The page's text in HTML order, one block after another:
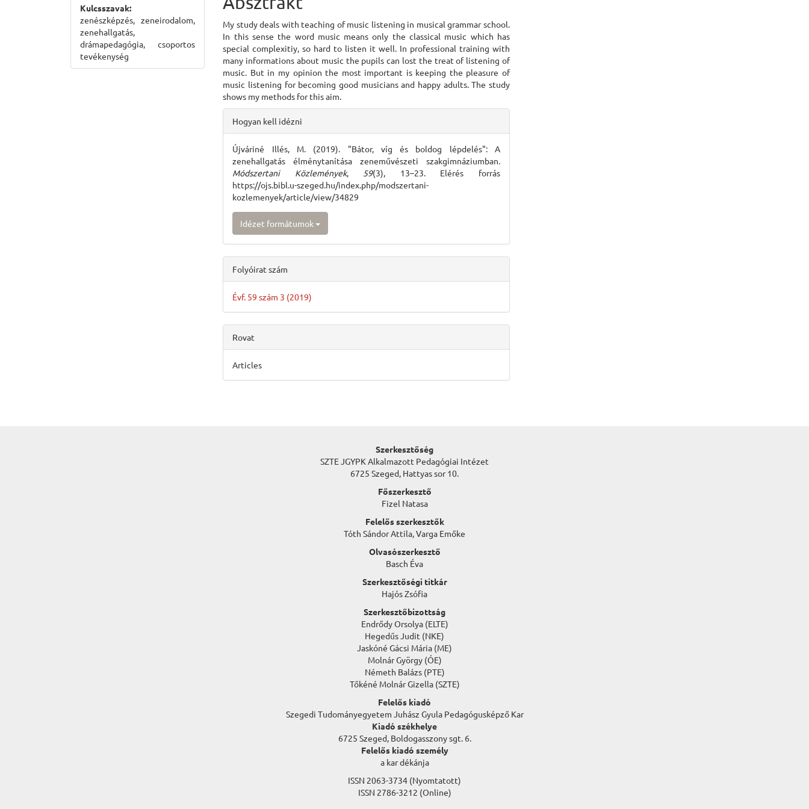
Kulcsszavak:
zenészképzés, zeneirodalom,
zenehallgatás,
drámapedagógia, csoportos
tevékenység
My study deals with teaching of music listening in musical grammar school.
In this sense the word music means only the classical music which has
special complexitiy, so hard to listen it well. In professional training with
many informations about music the pupils can lost the treat of listening of
music. But in my opinion the most important is keeping the pleasure of
music listening for becoming good musicians and happy adults. The study
shows my methods for this aim.
Article
Details
Hogyan kell idézni
Újváriné Illés, M. (2019). "Bátor, víg és boldog lépdelés": A
zenehallgatás élménytanítása zeneművészeti szakgimnáziumban.
Módszertani Közlemények, 59(3), 13–23. Elérés forrás
https://ojs.bibl.u-szeged.hu/index.php/modszertani-
kozlemenyek/article/view/34829
Idézet formátumok
Folyóirat szám
Évf. 59 szám 3 (2019)
Rovat
Articles
Szerkesztőség
SZTE JGYPK Alkalmazott Pedagógiai Intézet
6725 Szeged, Hattyas sor 10.
Főszerkesztő
Fizel Natasa
Felelős szerkesztők
Tóth Sándor Attila, Varga Emőke
Olvasószerkesztő
Basch Éva
Szerkesztőségi titkár
Hajós Zsófia
Szerkesztőbizottság
Endrődy Orsolya (ELTE)
Hegedűs Judit (NKE)
Jaskóné Gácsi Mária (ME)
Molnár György (ÓE)
Németh Balázs (PTE)
Tőkéné Molnár Gizella (SZTE)
Felelős kiadó
Szegedi Tudományegyetem Juhász Gyula Pedagógusképző Kar
Kiadó székhelye
6725 Szeged, Boldogasszony sgt. 6.
Felelős kiadó személy
a kar dékánja
ISSN 2063-3734 (Nyomtatott)
ISSN 2786-3212 (Online)